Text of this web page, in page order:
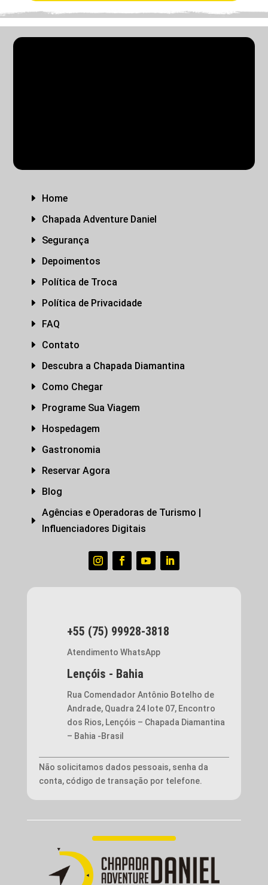
E Home
E Chapada Adventure Daniel
E Segurança
E Depoimentos
E Política de Troca
E Política de Privacidade
E FAQ
E Contato
E Descubra a Chapada Diamantina
E Como Chegar
E Programe Sua Viagem
E Hospedagem
E Gastronomia
E Reservar Agora
E Blog
E
Agências e Operadoras de Turismo |
Influenciadores Digitais
+55 (75) 99928-3818
Atendimento WhatsApp
Lençóis - Bahia
Rua Comendador Antônio Botelho de
Andrade, Quadra 24 lote 07, Encontro
dos Rios, Lençóis – Chapada Diamantina
– Bahia -Brasil
Não solicitamos dados pessoais, senha da
conta, código de transação por telefone.